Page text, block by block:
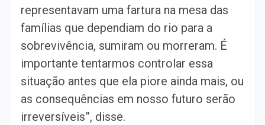
representavam uma fartura na mesa das
famílias que dependiam do rio para a
sobrevivência, sumiram ou morreram. É
importante tentarmos controlar essa
situação antes que ela piore ainda mais, ou
as consequências em nosso futuro serão
irreversíveis”, disse.